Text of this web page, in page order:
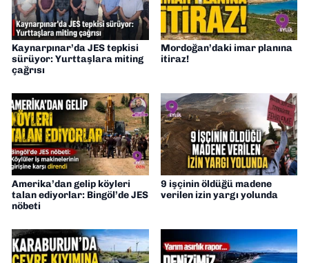
Kaynarpınar’da JES tepkisi
sürüyor: Yurttaşlara miting
çağrısı
Mordoğan’daki imar planına
itiraz!
Amerika’dan gelip köyleri
talan ediyorlar: Bingöl’de JES
nöbeti
9 işçinin öldüğü madene
verilen izin yargı yolunda